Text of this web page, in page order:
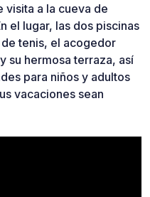
visita a la cueva de
el lugar, las dos piscinas
tenis, el acogedor
su hermosa terraza, así
para niños y adultos
vacaciones sean